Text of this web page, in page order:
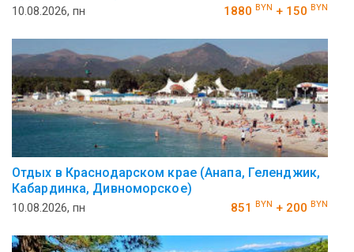
10.08.2026, пн 1880 BYN + 150 BYN
Отдых в Краснодарском крае (Анапа, Геленджик,
Кабардинка, Дивноморское)
10.08.2026, пн 851 BYN + 200 BYN